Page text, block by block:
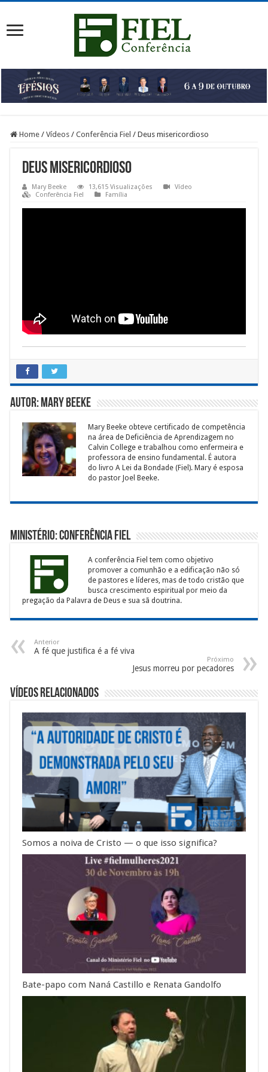
Home / Vídeos / Conferência Fiel / Deus misericordioso
Deus misericordioso
Mary Beeke 13,615 Visualizações
Vídeo
Conferência Fiel
Família
Autor: Mary Beeke
Mary Beeke obteve certificado de competência
na área de Deficiência de Aprendizagem no
Calvin College e trabalhou como enfermeira e
professora de ensino fundamental. É autora
do livro A Lei da Bondade (Fiel). Mary é esposa
do pastor Joel Beeke.
Ministério: Conferência Fiel
A conferência Fiel tem como objetivo
promover a comunhão e a edificação não só
de pastores e líderes, mas de todo cristão que
busca crescimento espiritual por meio da
pregação da Palavra de Deus e sua sã doutrina.
Anterior
A fé que justifica é a fé viva
Próximo
Jesus morreu por pecadores
Vídeos Relacionados
Somos a noiva de Cristo — o que isso significa?
Bate-papo com Naná Castillo e Renata Gandolfo